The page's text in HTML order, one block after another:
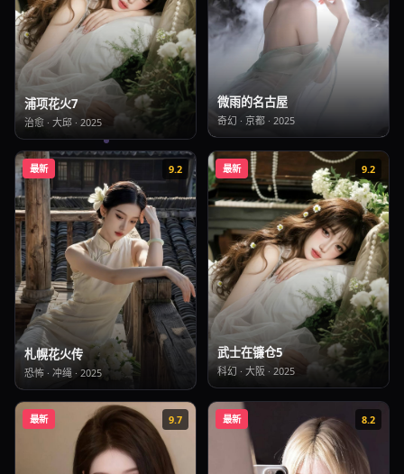
浦项花火7
治愈· 大邱· 2025
微雨的名古屋
奇幻 · 京都 · 2025
最新 9.2
札幌花火传
恐怖· 冲绳· 2025
最新 9.2
武士在镰仓5
科幻 · 大阪 · 2025
最新 9.7 最新 8.2